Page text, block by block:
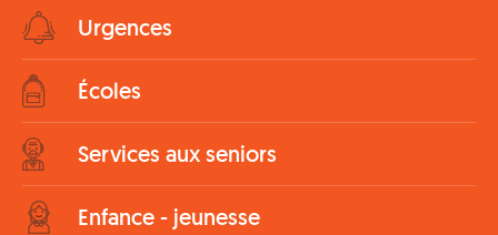
Urgences
Écoles
Services aux seniors
Enfance - jeunesse